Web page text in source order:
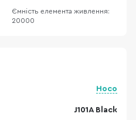
Ємність елемента живлення:
20000
Hoco
J101A Black